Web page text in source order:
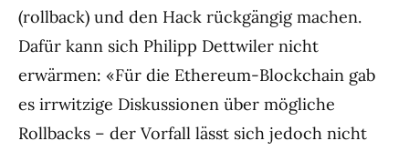
(rollback) und den Hack rückgängig machen.
Dafür kann sich Philipp Dettwiler nicht
erwärmen: «Für die Ethereum-Blockchain gab
es irrwitzige Diskussionen über mögliche
Rollbacks – der Vorfall lässt sich jedoch nicht